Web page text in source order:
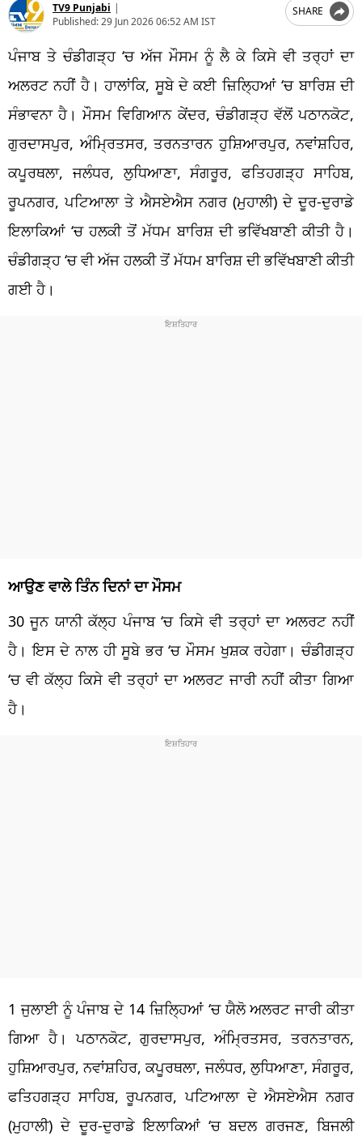
TV9 Punjabi |
Published:29 Jun 2026 06:52 AM IST
SHARE
ਪੰਜਾਬ ਤੇ ਚੰਡੀਗੜ੍ਹ ‘ਚ ਅੱਜ ਮੌਸਮ ਨੂੰ ਲੈ ਕੇ ਕਿਸੇ ਵੀ ਤਰ੍ਹਾਂ ਦਾ
ਅਲਰਟ ਨਹੀਂ ਹੈ। ਹਾਲਾਂਕਿ, ਸੂਬੇ ਦੇ ਕਈ ਜ਼ਿਲ੍ਹਿਆਂ ‘ਚ ਬਾਰਿਸ਼ ਦੀ
ਸੰਭਾਵਨਾ ਹੈ। ਮੌਸਮ ਵਿਗਿਆਨ ਕੇਂਦਰ, ਚੰਡੀਗੜ੍ਹ ਵੱਲੋਂ ਪਠਾਨਕੋਟ,
ਗੁਰਦਾਸਪੁਰ, ਅੰਮ੍ਰਿਤਸਰ, ਤਰਨਤਾਰਨ ਹੁਸ਼ਿਆਰਪੁਰ, ਨਵਾਂਸ਼ਹਿਰ,
ਕਪੂਰਥਲਾ, ਜਲੰਧਰ, ਲੁਧਿਆਣਾ, ਸੰਗਰੂਰ, ਫਤਿਹਗੜ੍ਹ ਸਾਹਿਬ,
ਰੂਪਨਗਰ, ਪਟਿਆਲਾ ਤੇ ਐਸਏਐਸ ਨਗਰ (ਮੁਹਾਲੀ) ਦੇ ਦੂਰ-ਦੁਰਾਡੇ
ਇਲਾਕਿਆਂ ‘ਚ ਹਲਕੀ ਤੋਂ ਮੱਧਮ ਬਾਰਿਸ਼ ਦੀ ਭਵਿੱਖਬਾਣੀ ਕੀਤੀ ਹੈ।
ਚੰਡੀਗੜ੍ਹ ‘ਚ ਵੀ ਅੱਜ ਹਲਕੀ ਤੋਂ ਮੱਧਮ ਬਾਰਿਸ਼ ਦੀ ਭਵਿੱਖਬਾਣੀ ਕੀਤੀ
ਗਈ ਹੈ।
ਆਉਣ ਵਾਲੇ ਤਿੰਨ ਦਿਨਾਂ ਦਾ ਮੌਸਮ
30 ਜੂਨ ਯਾਨੀ ਕੱਲ੍ਹ ਪੰਜਾਬ ‘ਚ ਕਿਸੇ ਵੀ ਤਰ੍ਹਾਂ ਦਾ ਅਲਰਟ ਨਹੀਂ
ਹੈ। ਇਸ ਦੇ ਨਾਲ ਹੀ ਸੂਬੇ ਭਰ ‘ਚ ਮੌਸਮ ਖੁਸ਼ਕ ਰਹੇਗਾ। ਚੰਡੀਗੜ੍ਹ
‘ਚ ਵੀ ਕੱਲ੍ਹ ਕਿਸੇ ਵੀ ਤਰ੍ਹਾਂ ਦਾ ਅਲਰਟ ਜਾਰੀ ਨਹੀਂ ਕੀਤਾ ਗਿਆ
ਹੈ।
1 ਜੁਲਾਈ ਨੂੰ ਪੰਜਾਬ ਦੇ 14 ਜ਼ਿਲ੍ਹਿਆਂ ‘ਚ ਯੈਲੋ ਅਲਰਟ ਜਾਰੀ ਕੀਤਾ
ਗਿਆ ਹੈ। ਪਠਾਨਕੋਟ, ਗੁਰਦਾਸਪੁਰ, ਅੰਮ੍ਰਿਤਸਰ, ਤਰਨਤਾਰਨ,
ਹੁਸ਼ਿਆਰਪੁਰ, ਨਵਾਂਸ਼ਹਿਰ, ਕਪੂਰਥਲਾ, ਜਲੰਧਰ, ਲੁਧਿਆਣਾ, ਸੰਗਰੂਰ,
ਫਤਿਹਗੜ੍ਹ ਸਾਹਿਬ, ਰੂਪਨਗਰ, ਪਟਿਆਲਾ ਦੇ ਐਸਏਐਸ ਨਗਰ
(ਮੁਹਾਲੀ) ਦੇ ਦੂਰ-ਦੁਰਾਡੇ ਇਲਾਕਿਆਂ ‘ਚ ਬਦਲ ਗਰਜਣ, ਬਿਜਲੀ